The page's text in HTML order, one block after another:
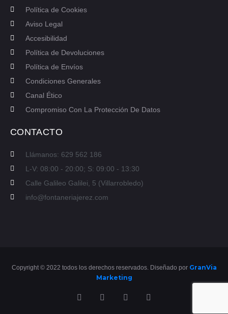
Política de Cookies
Aviso Legal
Accesibilidad
Política de Devoluciones
Política de Envíos
Condiciones Generales
Canal Ético
Compromiso Con La Protección De Datos
CONTACTO
Llámanos: 629 562 186
L-V: 08:00 - 20:00; S: 09:00 - 13:30
Calle Galileo Galilei, 5 (Villarrobledo)
info@fontaneriajerez.com
Copyright © 2022 todos los derechos reservados. Diseñado por GranVia
Marketing